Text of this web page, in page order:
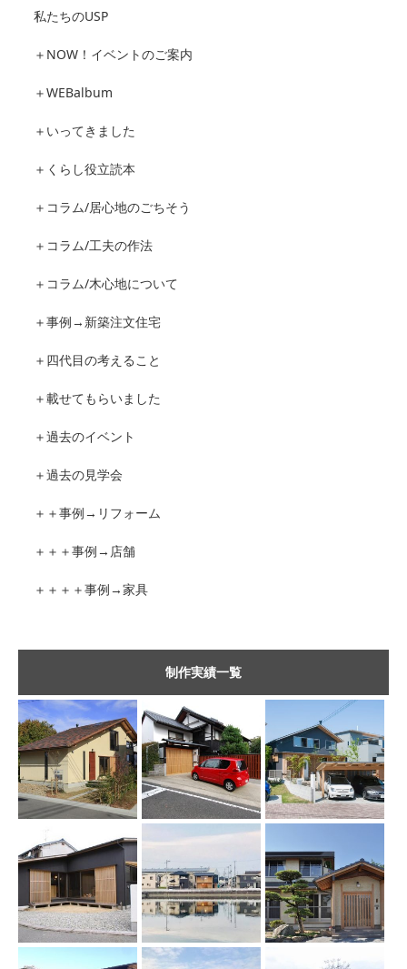
私たちのUSP
＋NOW！イベントのご案内
＋WEBalbum
＋いってきました
＋くらし役立読本
＋コラム/居心地のごちそう
＋コラム/工夫の作法
＋コラム/木心地について
＋事例→新築注文住宅
＋四代目の考えること
＋載せてもらいました
＋過去のイベント
＋過去の見学会
＋＋事例→リフォーム
＋＋＋事例→店舗
＋＋＋＋事例→家具
制作実績一覧